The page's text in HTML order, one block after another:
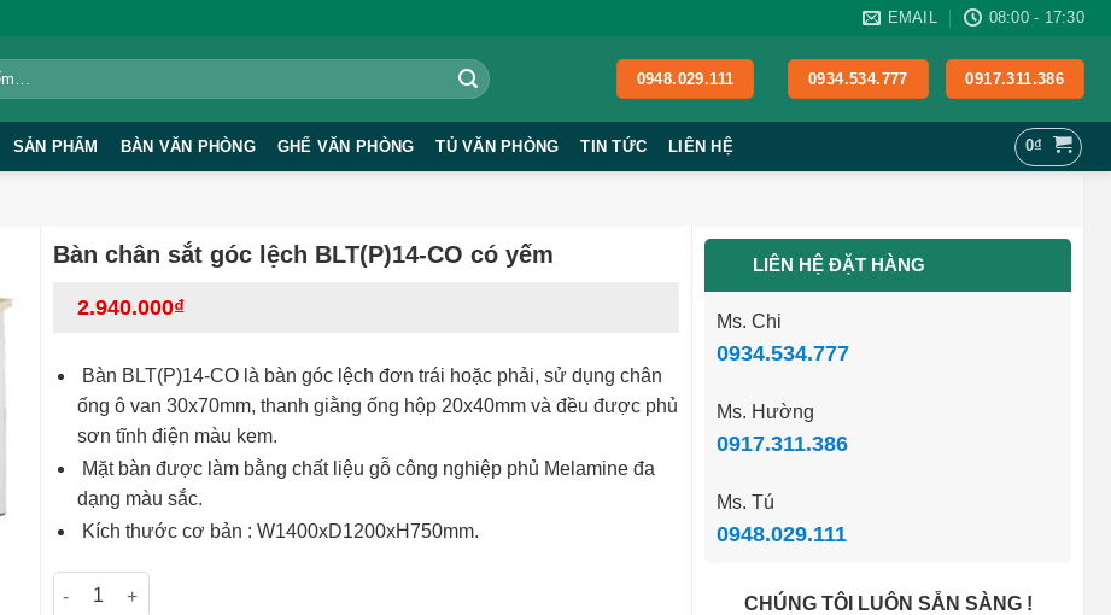
EMAIL 08:00 - 17:30
0948.029.111 0934.534.777 0917.311.386
SẢN PHẨM BÀN VĂN PHÒNG GHẾ VĂN PHÒNG TỦ VĂN PHÒNG TIN TỨC LIÊN HỆ 0₫
Bàn chân sắt góc lệch BLT(P)14-CO có yếm
2.940.000₫
Bàn BLT(P)14-CO là bàn góc lệch đơn trái hoặc phải, sử dụng chân
ống ô van 30x70mm, thanh giằng ống hộp 20x40mm và đều được phủ
sơn tĩnh điện màu kem.
Mặt bàn được làm bằng chất liệu gỗ công nghiệp phủ Melamine đa
dạng màu sắc.
Kích thước cơ bản : W1400xD1200xH750mm.
Bàn chân sắt góc lệch BLT(P)14-CO có yếm số lượng
LIÊN HỆ ĐẶT HÀNG
Ms. Chi
0934.534.777
Ms. Hường
0917.311.386
Ms. Tú
0948.029.111
CHÚNG TÔI LUÔN SẴN SÀNG !